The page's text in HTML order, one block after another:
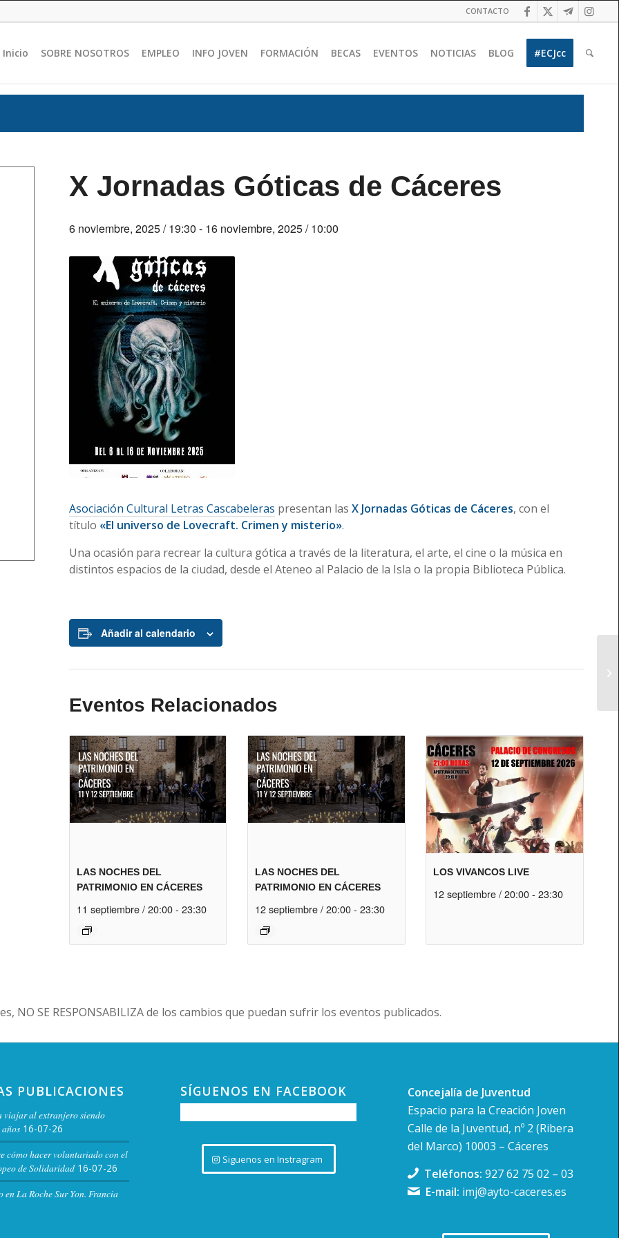
CONTACTO
Inicio SOBRE NOSOTROS EMPLEO INFO JOVEN FORMACIÓN BECAS EVENTOS NOTICIAS BLOG #ECJcc
X Jornadas Góticas de Cáceres
6 noviembre, 2025 / 19:30 - 16 noviembre, 2025 / 10:00
Asociación Cultural Letras Cascabeleras presentan las X Jornadas Góticas de Cáceres, con el
título «El universo de Lovecraft. Crimen y misterio».
Una ocasión para recrear la cultura gótica a través de la literatura, el arte, el cine o la música en
distintos espacios de la ciudad, desde el Ateneo al Palacio de la Isla o la propia Biblioteca Pública.
Añadir al calendario
Eventos Relacionados
LAS NOCHES DEL
PATRIMONIO EN CÁCERES
11 septiembre / 20:00- 23:30
LAS NOCHES DEL
PATRIMONIO EN CÁCERES
12 septiembre / 20:00- 23:30
LOS VIVANCOS LIVE
12 septiembre / 20:00 - 23:30
NO SE RESPONSABILIZA de los cambios que puedan sufrir los eventos publicados.
PUBLICACIONES
viajar al extranjero siendo
16-07-26
cómo hacer voluntariado con el
de Solidaridad 16-07-26
en La Roche Sur Yon. Francia
SÍGUENOS EN FACEBOOK
Siguenos en Instragram
Concejalía de Juventud
Espacio para la Creación Joven
Calle de la Juventud, nº 2 (Ribera
del Marco) 10003 – Cáceres
Teléfonos: 927 62 75 02 –03
E-mail: imj@ayto-caceres.es